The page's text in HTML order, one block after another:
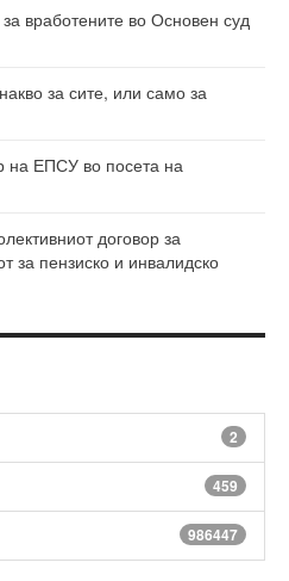
вработените во Основен суд
за сите, или само за
на ЕПСУ во посета на
договор за
за пензиско и инвалидско
2
459
986447